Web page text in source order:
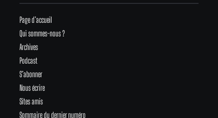
Page d’accueil
Qui sommes-nous ?
Archives
Podcast
S’abonner
Nous écrire
Sites amis
Sommaire du dernier numéro